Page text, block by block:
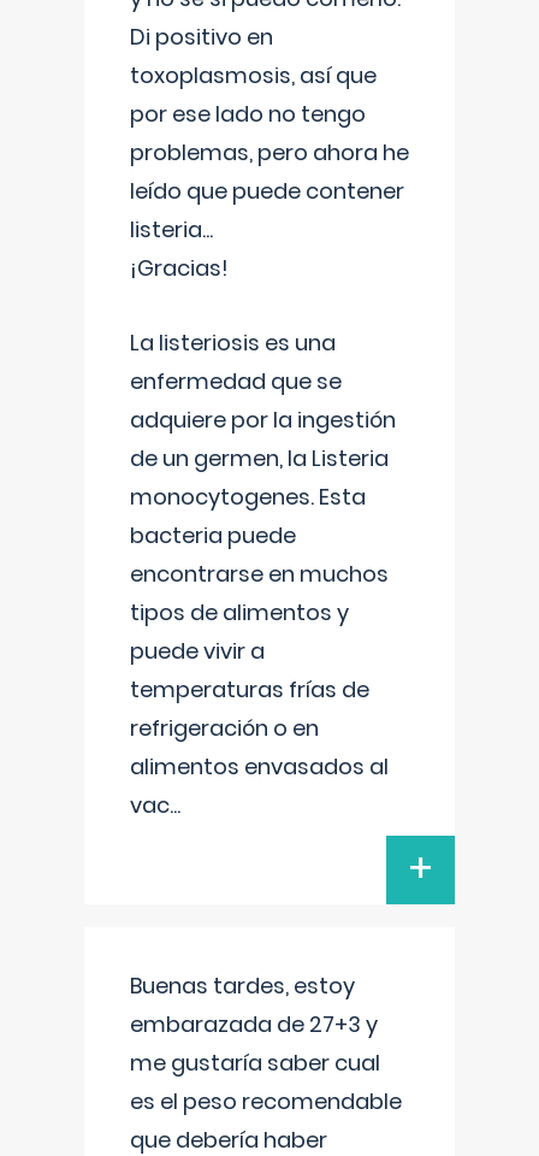
Di positivo en
toxoplasmosis, así que
por ese lado no tengo
problemas, pero ahora he
leído que puede contener
listeria...
¡Gracias!
La listeriosis es una
enfermedad que se
adquiere por la ingestión
de un germen, la Listeria
monocytogenes. Esta
bacteria puede
encontrarse en muchos
tipos de alimentos y
puede vivir a
temperaturas frías de
refrigeración o en
alimentos envasados al
vac...
+
Buenas tardes, estoy
embarazada de 27+3 y
me gustaría saber cual
es el peso recomendable
que debería haber